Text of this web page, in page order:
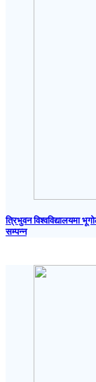
त्रिभुवन विश्वविद्यालयमा
सम्पन्न